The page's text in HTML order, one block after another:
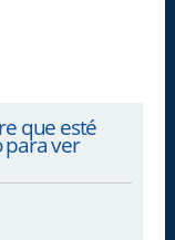
que esté
para ver